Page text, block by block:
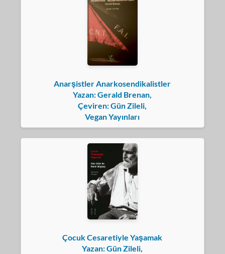
Anarşistler Anarkosendikalistler
Yazan: Gerald Brenan,
Çeviren: Gün Zileli,
Vegan Yayınları
Çocuk Cesaretiyle Yaşamak
Yazan: Gün Zileli,